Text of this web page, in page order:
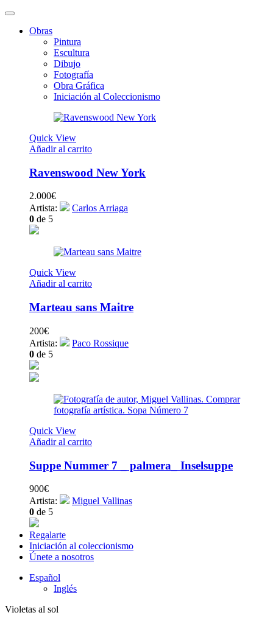
Obras
Pintura
Escultura
Dibujo
Fotografía
Obra Gráfica
Iniciación al Coleccionismo
Quick View
Añadir al carrito
Ravenswood New York
2.000€
Artista:
Carlos Arriaga
0 de 5
Quick View
Añadir al carrito
Marteau sans Maitre
200€
Artista:
Paco Rossique
0 de 5
Quick View
Añadir al carrito
Suppe Nummer 7 _ palmera_ Inselsuppe
900€
Artista:
Miguel Vallinas
0 de 5
Regalarte
Iniciación al coleccionismo
Únete a nosotros
Español
Inglés
Violetas al sol